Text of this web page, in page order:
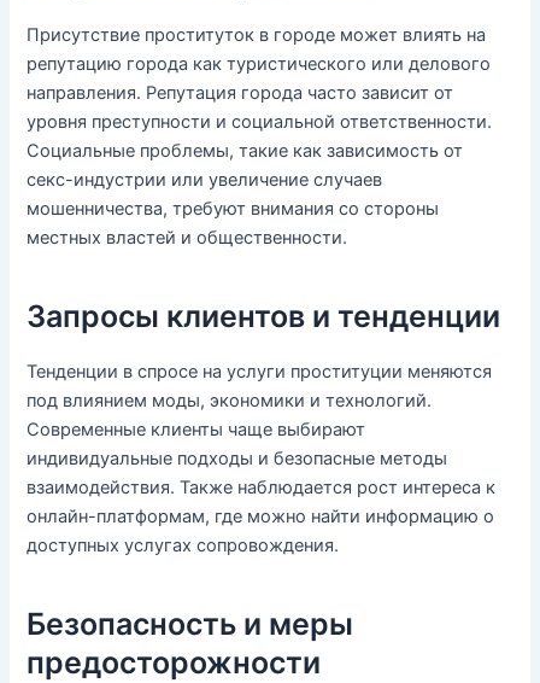
Присутствие проституток в городе может влиять на
репутацию города как туристического или делового
направления. Репутация города часто зависит от
уровня преступности и социальной ответственности.
Социальные проблемы, такие как зависимость от
секс-индустрии или увеличение случаев
мошенничества, требуют внимания со стороны
местных властей и общественности.
Запросы клиентов и тенденции
Тенденции в спросе на услуги проституции меняются
под влиянием моды, экономики и технологий.
Современные клиенты чаще выбирают
индивидуальные подходы и безопасные методы
взаимодействия. Также наблюдается рост интереса к
онлайн-платформам, где можно найти информацию о
доступных услугах сопровождения.
Безопасность и меры
предосторожности